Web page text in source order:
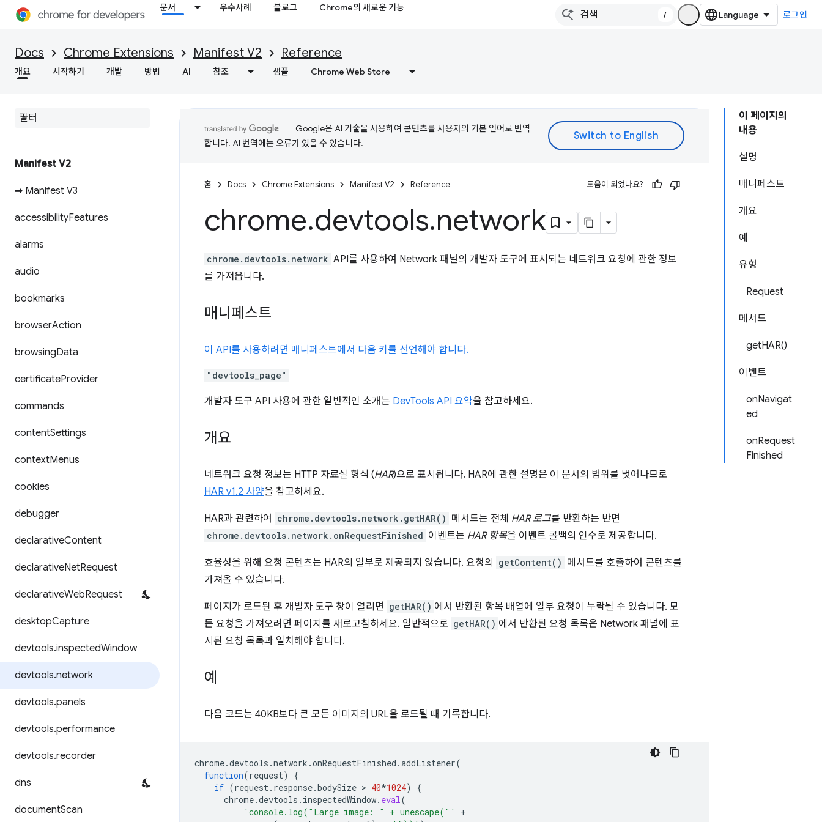
문서 우수사례 블로그 Chrome의 새로운 기능
/ 로그인
Docs Chrome Extensions Manifest V2 Reference
개요 시작하기 개발 방법 AI 참조 샘플 Chrome Web Store
Manifest V2
➡ Manifest V3
accessibilityFeatures
alarms
audio
bookmarks
browserAction
browsingData
certificateProvider
commands
contentSettings
contextMenus
cookies
debugger
declarativeContent
declarativeNetRequest
declarativeWebRequest
desktopCapture
devtools.inspectedWindow
devtools.network
devtools.panels
devtools.performance
devtools.recorder
dns
documentScan
이 페이지의
내용
설명
매니페스트
개요
예
유형
Request
메서드
getHAR()
이벤트
onNavigat
ed
onRequest
Finished
Google은 AI 기술을 사용하여 콘텐츠를 사용자의 기본 언어로 번역
합니다. AI 번역에는 오류가 있을 수 있습니다.
홈 Docs Chrome Extensions Manifest V2 Reference 도움이 되었나요?
chrome.devtools.network
chrome.devtools.network API를 사용하여 Network 패널의 개발자 도구에 표시되는 네트워크 요청에 관한 정보
를 가져옵니다.
매니페스트
이 API를 사용하려면 매니페스트에서 다음 키를 선언해야 합니다.
"devtools_page"
개발자 도구 API 사용에 관한 일반적인 소개는 DevTools API 요약을 참고하세요.
개요
네트워크 요청 정보는 HTTP 자료실 형식 (HAR)으로 표시됩니다. HAR에 관한 설명은 이 문서의 범위를 벗어나므로
HAR v1.2 사양을 참고하세요.
HAR과 관련하여 chrome.devtools.network.getHAR() 메서드는 전체 HAR 로그를 반환하는 반면
chrome.devtools.network.onRequestFinished 이벤트는 HAR 항목을 이벤트 콜백의 인수로 제공합니다.
효율성을 위해 요청 콘텐츠는 HAR의 일부로 제공되지 않습니다. 요청의 getContent() 메서드를 호출하여 콘텐츠를
가져올 수 있습니다.
페이지가 로드된 후 개발자 도구 창이 열리면 getHAR() 에서 반환된 항목 배열에 일부 요청이 누락될 수 있습니다. 모
든 요청을 가져오려면 페이지를 새로고침하세요. 일반적으로 getHAR() 에서 반환된 요청 목록은 Network 패널에 표
시된 요청 목록과 일치해야 합니다.
예
다음 코드는 40KB보다 큰 모든 이미지의 URL을 로드될 때 기록합니다.
chrome.devtools .network .onRequestFinished .addListener(
function(request)
{
if (request. response.bodySize > 40*1024)
{
chrome.devtools . inspectedWindow. eval(
'console.log("Large image: " + unescape("'
+